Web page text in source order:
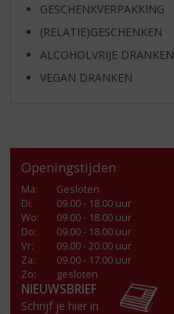
GESCHENKVERPAKKING
(RELATIE)GESCHENKEN
ALCOHOLVRIJE DRANKEN
VEGAN DRANKEN
Openingstijden
Ma:
Gesloten
Di:
09.00 - 18.00 uur
Wo:
09.00 - 18.00 uur
Do:
09.00 - 18.00 uur
Vr:
09.00 - 20.00 uur
Za:
09.00 - 17.00 uur
Zo:
gesloten
NIEUWSBRIEF
Schrijf je hier in